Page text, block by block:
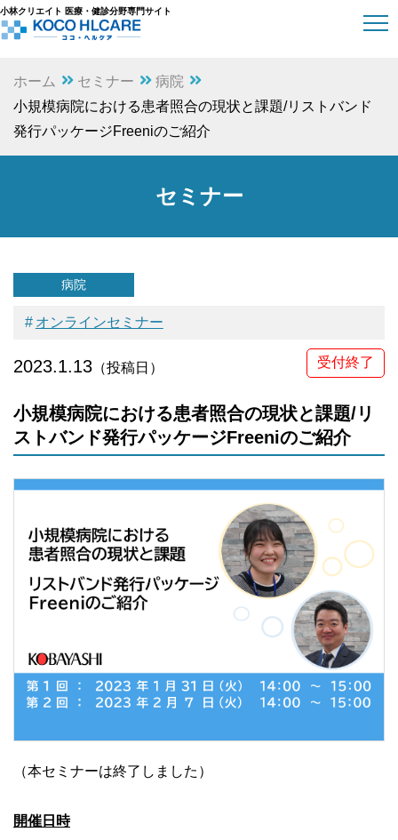
小林クリエイト 医療・健診分野専門サイト
ホーム セミナー
病院
小規模病院における患者照合の現状と課題/リストバンド
発行パッケージFreeniのご紹介
セミナー
病院
オンラインセミナー
2023.1.13 （投稿日） 受付終了
小規模病院における患者照合の現状と課題/リ
ストバンド発行パッケージFreeniのご紹介
（本セミナーは終了しました）
開催日時